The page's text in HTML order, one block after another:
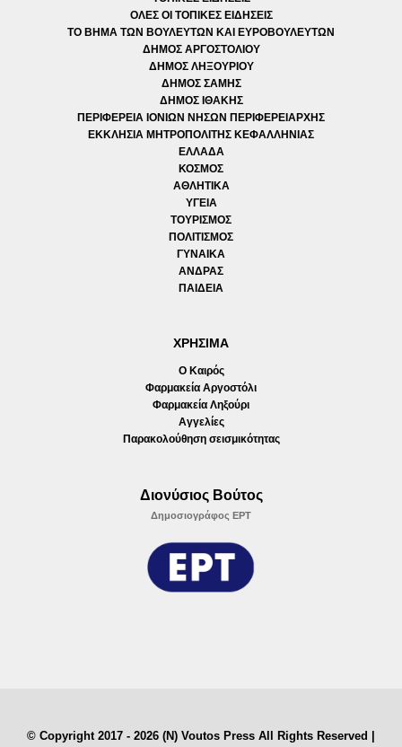
ΟΛΕΣ ΟΙ ΤΟΠΙΚΕΣ ΕΙΔΗΣΕΙΣ
ΤΟ ΒΗΜΑ ΤΩΝ ΒΟΥΛΕΥΤΩΝ ΚΑΙ ΕΥΡΟΒΟΥΛΕΥΤΩΝ
ΔΗΜΟΣ ΑΡΓΟΣΤΟΛΙΟΥ
ΔΗΜΟΣ ΛΗΞΟΥΡΙΟΥ
ΔΗΜΟΣ ΣΑΜΗΣ
ΔΗΜΟΣ ΙΘΑΚΗΣ
ΠΕΡΙΦΕΡΕΙΑ ΙΟΝΙΩΝ ΝΗΣΩΝ ΠΕΡΙΦΕΡΕΙΑΡΧΗΣ
ΕΚΚΛΗΣΙΑ ΜΗΤΡΟΠΟΛΙΤΗΣ ΚΕΦΑΛΛΗΝΙΑΣ
ΕΛΛΑΔΑ
ΚΟΣΜΟΣ
ΑΘΛΗΤΙΚΑ
ΥΓΕΙΑ
ΤΟΥΡΙΣΜΟΣ
ΠΟΛΙΤΙΣΜΟΣ
ΓΥΝΑΙΚΑ
ΑΝΔΡΑΣ
ΠΑΙΔΕΙΑ
ΧΡΗΣΙΜΑ
Ο Καιρός
Φαρμακεία Αργοστόλι
Φαρμακεία Ληξούρι
Αγγελίες
Παρακολούθηση σεισμικότητας
Διονύσιος Βούτος
Δημοσιογράφος ΕΡΤ
© Copyright 2017 - 2026 (N) Voutos Press All Rights Reserved |